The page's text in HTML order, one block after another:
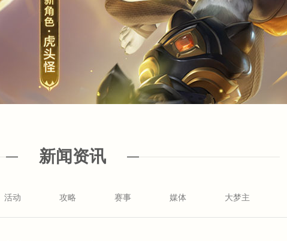
安卓充值 客服中心
·精英邀请赛 360°
·角色
· 视频
新闻资讯
活动 攻略 赛事 媒体 大梦主